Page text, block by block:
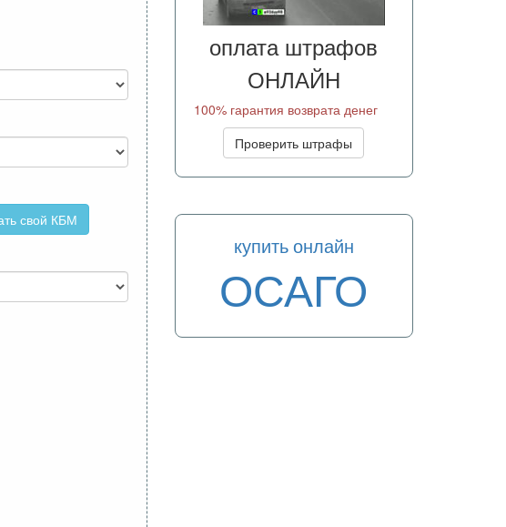
свой КБМ
оплата штрафов
ОНЛАЙН
100% гарантия возврата денег
Проверить штрафы
купить онлайн
ОСАГО